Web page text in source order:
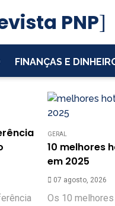
PNP
FINANÇAS E
GERAL
10 melhores
em 2025
07 agosto, 2026
Os 10